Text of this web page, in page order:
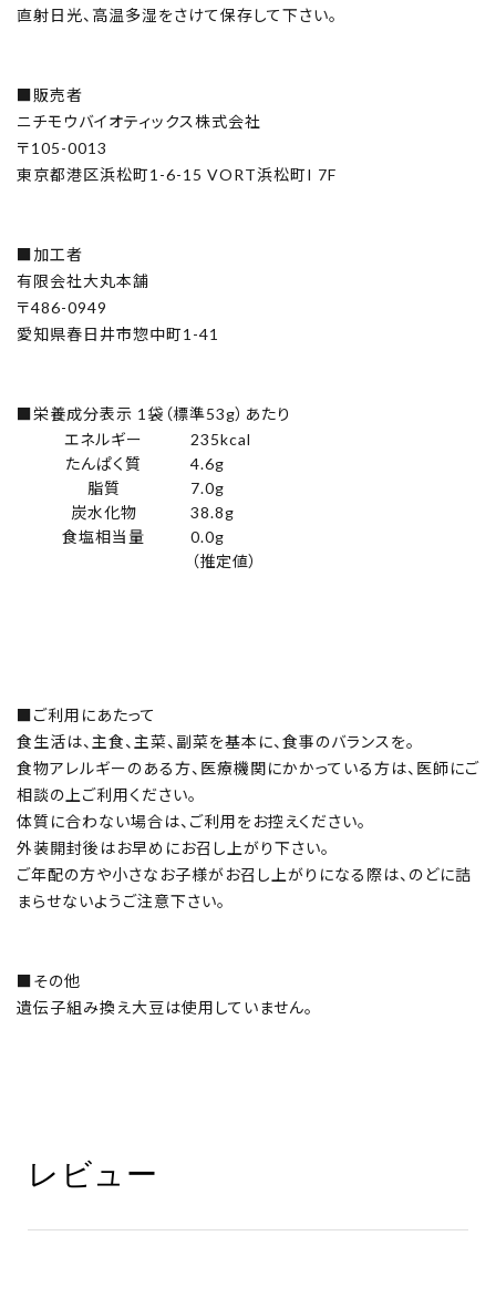
直射日光、高温多湿をさけて保存して下さい。
■販売者
ニチモウバイオティックス株式会社
〒105-0013
東京都港区浜松町1-6-15 VORT浜松町I 7F
■加工者
有限会社大丸本舗
〒486-0949
愛知県春日井市惣中町1-41
■栄養成分表示 1袋（標準53g）あたり
エネルギー
235kcal
たんぱく質
4.6g
脂質
7.0g
炭水化物
38.8g
食塩相当量
0.0g
（推定値）
■ご利用にあたって
食生活は、主食、主菜、副菜を基本に、食事のバランスを。
食物アレルギーのある方、医療機関にかかっている方は、医師にご
相談の上ご利用ください。
体質に合わない場合は、ご利用をお控えください。
外装開封後はお早めにお召し上がり下さい。
ご年配の方や小さなお子様がお召し上がりになる際は、のどに詰
まらせないようご注意下さい。
■その他
遺伝子組み換え大豆は使用していません。
レビュー